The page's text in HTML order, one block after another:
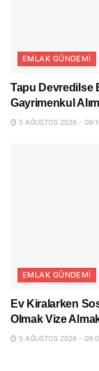
EMLAK GÜNDEMI
Tapu Devredilse
Gayrimenkul
5 AĞUSTOS 2026 -
EMLAK GÜNDEMI
Ev Kiralarken
Olmak Vize
5 AĞUSTOS 2026 -